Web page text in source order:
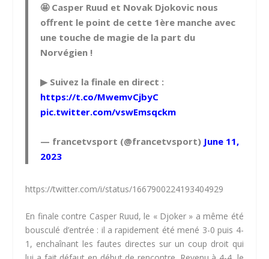
🤩 Casper Ruud et Novak Djokovic nous
offrent le point de cette 1ère manche avec
une touche de magie de la part du
Norvégien !
▶ Suivez la finale en direct :
https://t.co/MwemvCjbyC
pic.twitter.com/vswEmsqckm
— francetvsport (@francetvsport) June 11,
2023
https://twitter.com/i/status/1667900224193404929
En finale contre Casper Ruud, le « Djoker » a même été
bousculé d’entrée : il a rapidement été mené 3-0 puis 4-
1, enchaînant les fautes directes sur un coup droit qui